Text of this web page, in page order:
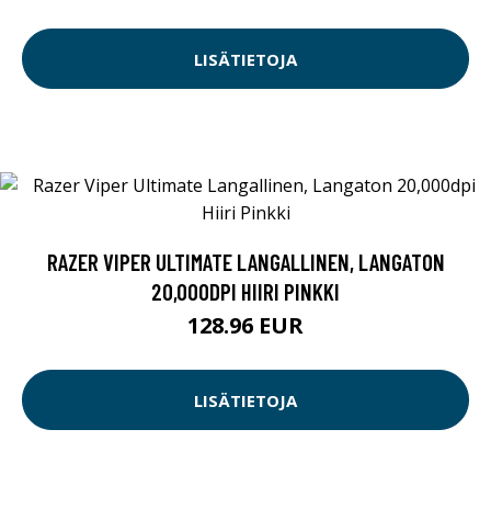
LISÄTIETOJA
RAZER VIPER ULTIMATE LANGALLINEN, LANGATON
20,000DPI HIIRI PINKKI
128.96 EUR
LISÄTIETOJA